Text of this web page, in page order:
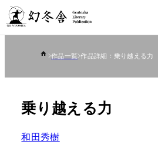
作品一覧 作品詳細：乗り越える力
乗り越える力
和田秀樹